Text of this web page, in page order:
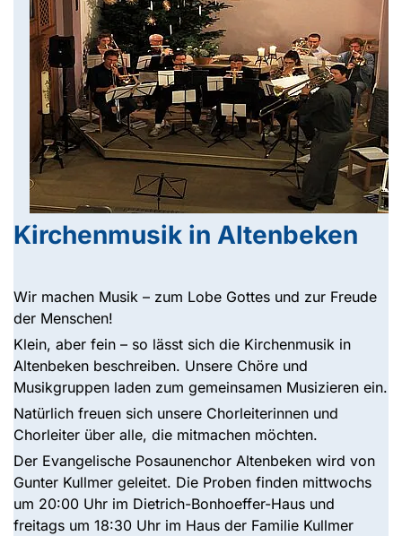
Kirchenmusik in Altenbeken
Wir machen Musik – zum Lobe Gottes und zur Freude
der Menschen!
Klein, aber fein – so lässt sich die Kirchenmusik in
Altenbeken beschreiben. Unsere Chöre und
Musikgruppen laden zum gemeinsamen Musizieren ein.
Natürlich freuen sich unsere Chorleiterinnen und
Chorleiter über alle, die mitmachen möchten.
Der Evangelische Posaunenchor Altenbeken wird von
Gunter Kullmer geleitet. Die Proben finden mittwochs
um 20:00 Uhr im Dietrich-Bonhoeffer-Haus und
freitags um 18:30 Uhr im Haus der Familie Kullmer